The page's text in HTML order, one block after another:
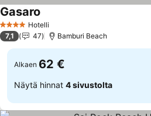
4 Tähtiluokitus
Hotelli
Gasaro
7,1 47 Bamburi Beach
Alkaen 62 €
Näytä hinnat 4 sivustolta